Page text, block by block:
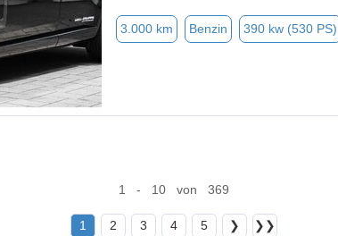
3.000 km Benzin 390 kw (530 PS)
1 - 10 von 369
1 2 3 4 5 ❯ ❯❯